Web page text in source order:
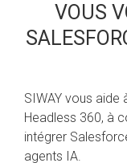
VOUS
SIWAY vous aide
Headless 360, à
intégrer
agents IA.